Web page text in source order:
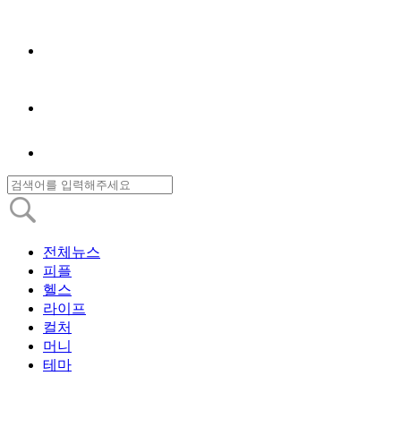
전체뉴스
피플
헬스
라이프
컬처
머니
테마